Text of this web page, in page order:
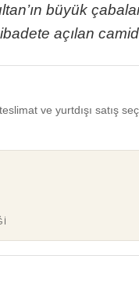
büyük
açılan
ve yurtdışı satış